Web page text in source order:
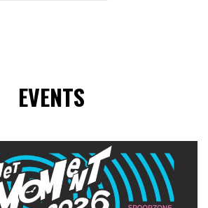
EVENTS